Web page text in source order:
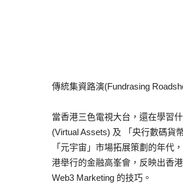
傳統集資路演(Fundrasing
當香港三色電視大台，還在學習
(Virtual Assets) 及 「央行數碼貨
「元宇宙」市場拓展策劃的年代
港舉行的金融高峯會，反映出香
Web3 Marketing 的技巧。